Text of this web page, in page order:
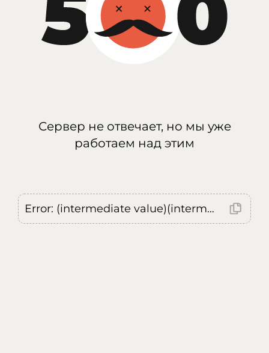
Сервер не отвечает, но мы уже
работаем над этим
Error: (intermediate value)(intermediate value)(intermediate value).replaceAll is not a function